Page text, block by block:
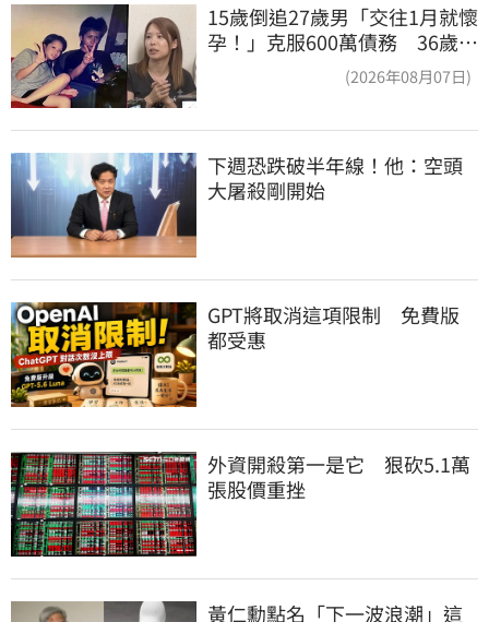
15歲倒追27歲男「交往1月就懷
孕！」克服600萬債務 36歲美
(2026年08月07日)
下週恐跌破半年線！他：空頭
大屠殺剛開始
GPT將取消這項限制　免費版
都受惠
外資開殺第一是它　狠砍5.1萬
張股價重挫
黃仁勳點名「下一波浪潮」這